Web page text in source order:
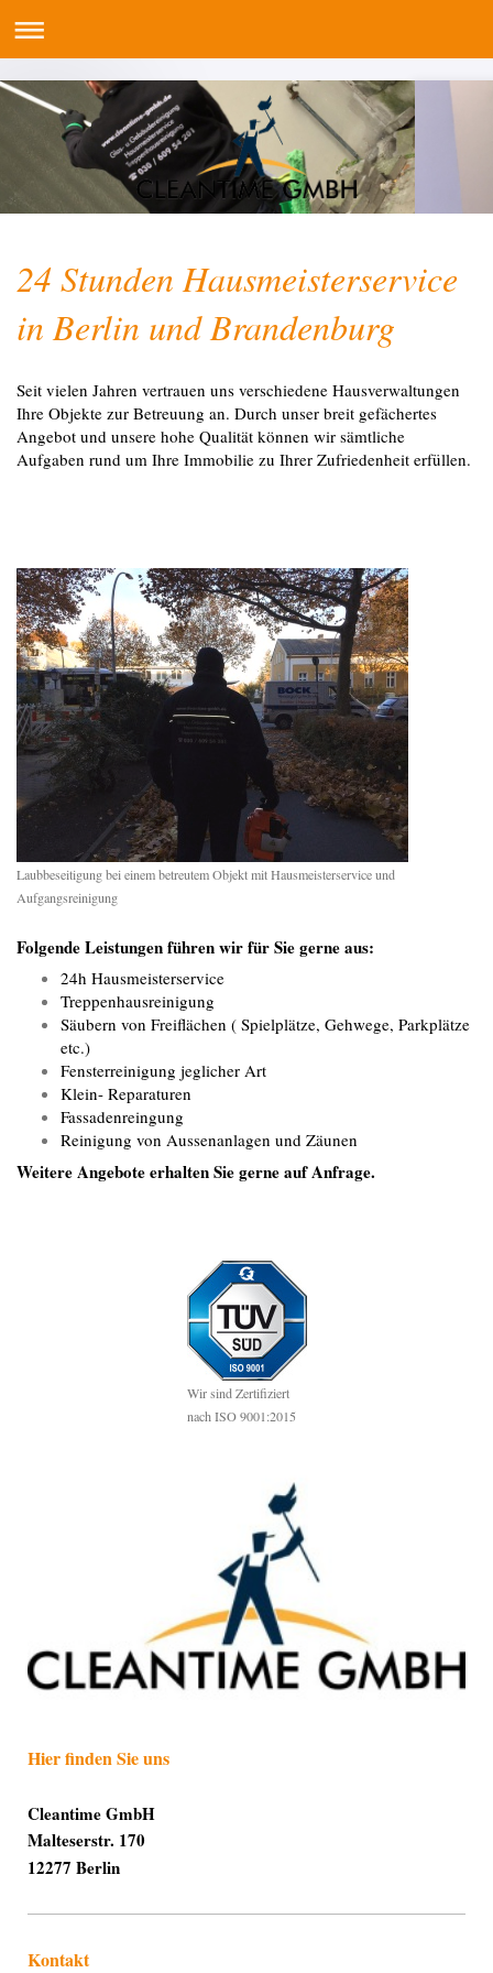
24 Stunden Hausmeisterservice
in Berlin und Brandenburg
Seit vielen Jahren vertrauen uns verschiedene Hausverwaltungen
Ihre Objekte zur Betreuung an. Durch unser breit gefächertes
Angebot und unsere hohe Qualität können wir sämtliche
Aufgaben rund um Ihre Immobilie zu Ihrer Zufriedenheit erfüllen.
Laubbeseitigung bei einem betreutem Objekt mit Hausmeisterservice und
Aufgangsreinigung
Folgende Leistungen führen wir für Sie gerne aus:
24h Hausmeisterservice
Treppenhausreinigung
Säubern von Freiflächen ( Spielplätze, Gehwege, Parkplätze
etc.)
Fensterreinigung jeglicher Art
Klein- Reparaturen
Fassadenreingung
Reinigung von Aussenanlagen und Zäunen​
Weitere Angebote erhalten Sie gerne auf Anfrage.
Wir sind Zertifiziert
nach ISO 9001:2015
Hier finden Sie uns
Cleantime GmbH
Malteserstr. 170
12277 Berlin
Kontakt